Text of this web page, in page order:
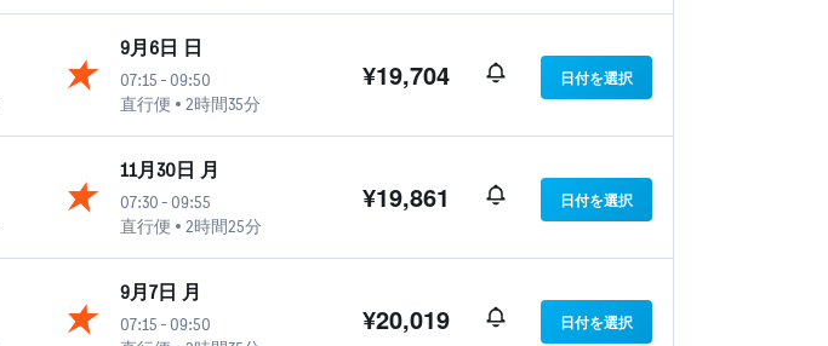
9月6日 日
07:15- 09:50
直行便
2時間35分
¥19,704 日付を選択
11月30日 月
07:30- 09:55
直行便
2時間25分
¥19,861 日付を選択
9月7日 月
07:15- 09:50
¥20,019 日付を選択